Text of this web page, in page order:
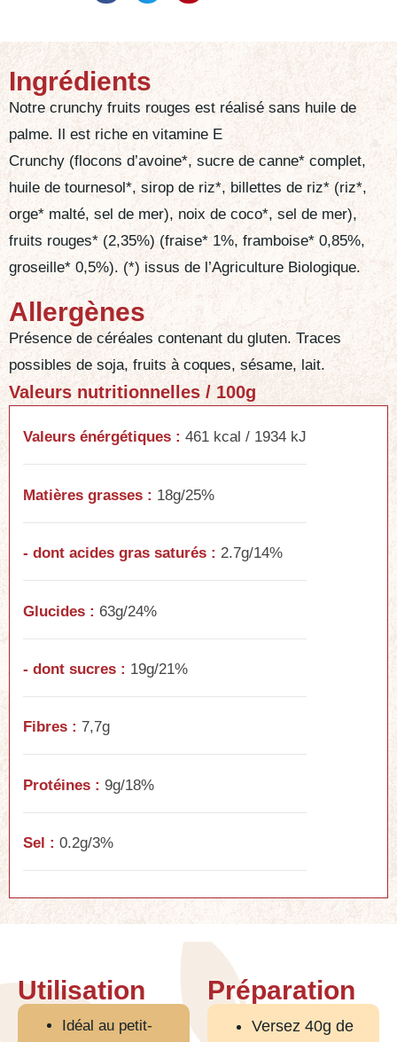
Ingrédients
Notre crunchy fruits rouges est réalisé sans huile de
palme. Il est riche en vitamine E
Crunchy (flocons d’avoine*, sucre de canne* complet,
huile de tournesol*, sirop de riz*, billettes de riz* (riz*,
orge* malté, sel de mer), noix de coco*, sel de mer),
fruits rouges* (2,35%) (fraise* 1%, framboise* 0,85%,
groseille* 0,5%). (*) issus de l’Agriculture Biologique.
Allergènes
Présence de céréales contenant du gluten. Traces
possibles de soja, fruits à coques, sésame, lait.
Valeurs nutritionnelles / 100g
Valeurs énérgétiques : 461 kcal / 1934 kJ
Matières grasses : 18g/25%
- dont acides gras saturés : 2.7g/14%
Glucides : 63g/24%
- dont sucres : 19g/21%
Fibres : 7,7g
Protéines : 9g/18%
Sel : 0.2g/3%
Utilisation
Idéal au petit-
Préparation
Versez 40g de